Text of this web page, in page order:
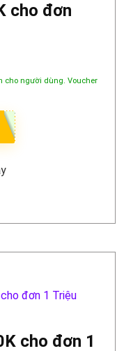
cho đơn
cho người dùng. Voucher
cho đơn 1